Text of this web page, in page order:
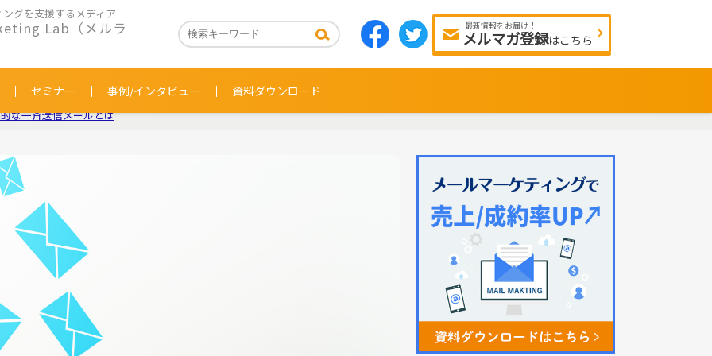
グを支援するメディア
Lab（メルラ 最新情報をお届け！
メルマガ登録はこちら
セミナー 事例/インタビュー 資料ダウンロード
な一斉送信メールとは